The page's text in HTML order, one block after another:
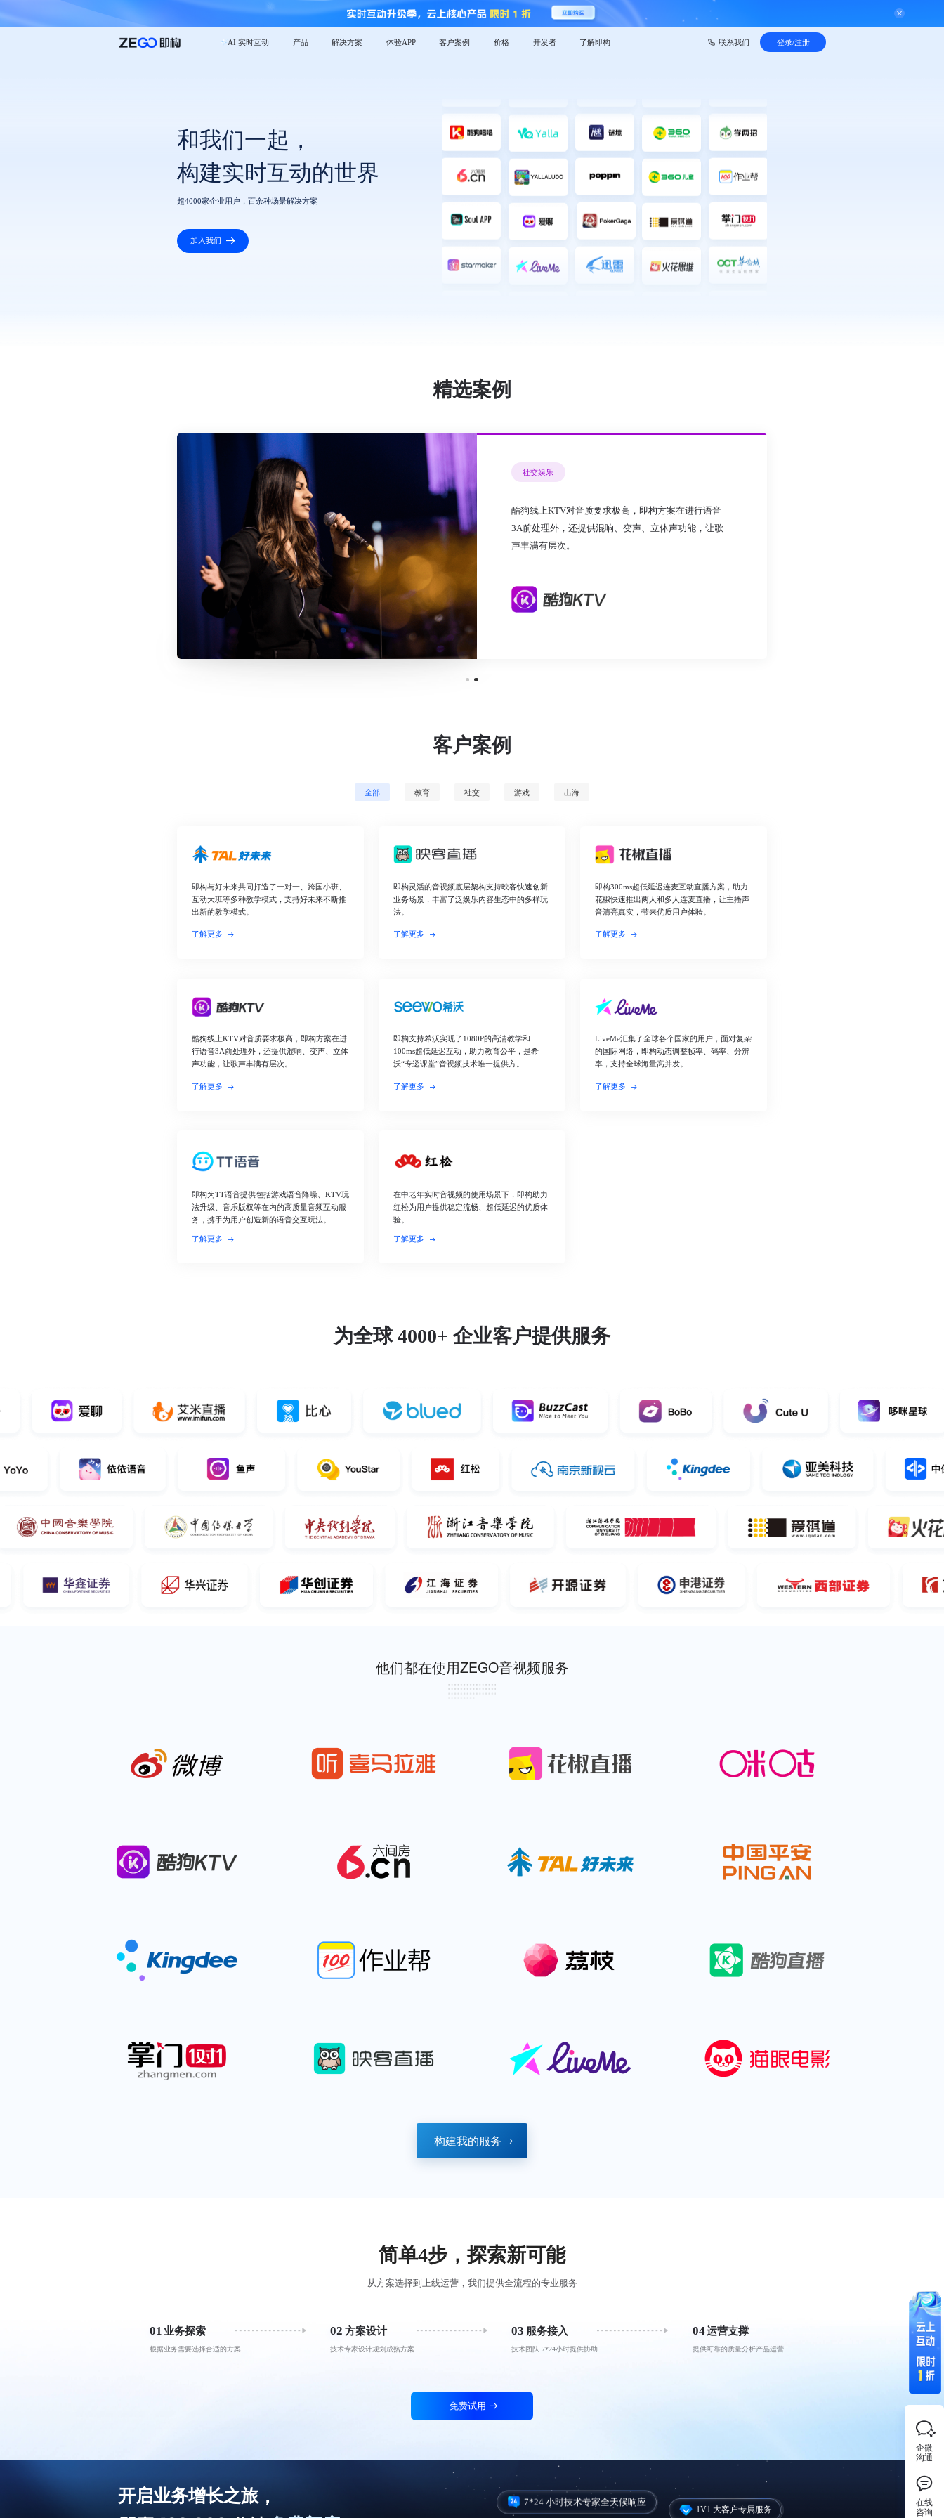
AI 实时互动 产品 解决方案 体验APP 客户案例 价格 开发者 了解即构 联系我们 登录/注册
和我们一起，
构建实时互动的世界
超4000家企业用户，百余种场景解决方案
加入我们
精选案例
社交娱乐
酷狗线上KTV对音质要求极高，即构方案在进行语音
3A前处理外，还提供混响、变声、立体声功能，让歌
声丰满有层次。
客户案例
全部 教育 社交 游戏 出海
即构与好未来共同打造了一对一、跨国小班、
互动大班等多种教学模式，支持好未来不断推
出新的教学模式。
了解更多
即构灵活的音视频底层架构支持映客快速创新
业务场景，丰富了泛娱乐内容生态中的多样玩
法。
了解更多
即构300ms超低延迟连麦互动直播方案，助力
花椒快速推出两人和多人连麦直播，让主播声
音清亮真实，带来优质用户体验。
了解更多
酷狗线上KTV对音质要求极高，即构方案在进
行语音3A前处理外，还提供混响、变声、立体
声功能，让歌声丰满有层次。
了解更多
即构支持希沃实现了1080P的高清教学和
100ms超低延迟互动，助力教育公平，是希
沃“专递课堂”音视频技术唯一提供方。
了解更多
LiveMe汇集了全球各个国家的用户，面对复杂
的国际网络，即构动态调整帧率、码率、分辨
率，支持全球海量高并发。
了解更多
即构为TT语音提供包括游戏语音降噪、KTV玩
法升级、音乐版权等在内的高质量音频互动服
务，携手为用户创造新的语音交互玩法。
了解更多
在中老年实时音视频的使用场景下，即构助力
红松为用户提供稳定流畅、超低延迟的优质体
验。
了解更多
为全球 4000+ 企业客户提供服务
他们都在使用ZEGO音视频服务
构建我的服务
简单4步，探索新可能
从方案选择到上线运营，我们提供全流程的专业服务
01业务探索
根据业务需要选择合适的方案
02方案设计
技术专家设计规划成熟方案
03服务接入
技术团队 7*24小时提供协助
04运营支撑
提供可靠的质量分析产品运营
免费试用
开启业务增长之旅，
7*24 小时技术专家全天候响应
1V1 大客户专属服务
企微
沟通
在线
咨询